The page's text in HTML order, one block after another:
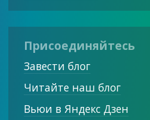
Присоединяйтесь
Завести блог
Читайте наш блог
Вьюи в Яндекс Дзен